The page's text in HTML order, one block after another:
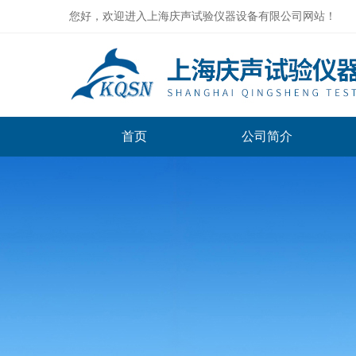
您好，欢迎进入上海庆声试验仪器设备有限公司网站！
首页 公司简介